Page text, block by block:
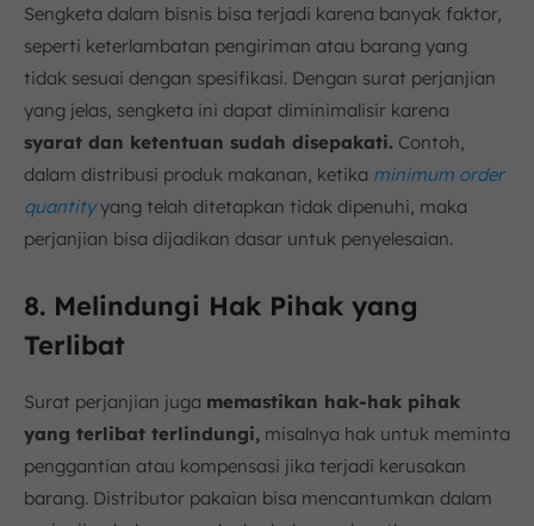
Sengketa dalam bisnis bisa terjadi karena banyak faktor,
seperti keterlambatan pengiriman atau barang yang
tidak sesuai dengan spesifikasi. Dengan surat perjanjian
yang jelas, sengketa ini dapat diminimalisir karena
syarat dan ketentuan sudah disepakati. Contoh,
dalam distribusi produk makanan, ketika minimum order
quantityyang telah ditetapkan tidak dipenuhi, maka
perjanjian bisa dijadikan dasar untuk penyelesaian.
8. Melindungi Hak Pihak yang
Terlibat
Surat perjanjian juga memastikan hak-hak pihak
yang terlibat terlindungi, misalnya hak untuk meminta
penggantian atau kompensasi jika terjadi kerusakan
barang. Distributor pakaian bisa mencantumkan dalam